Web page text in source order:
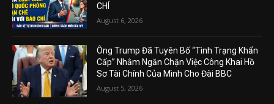
CHÍ
August 6, 2026
Ông Trump Đã Tuyên Bố “Tình Trạng Khẩn
Cấp” Nhằm Ngăn Chặn Việc Công Khai Hồ
Sơ Tài Chính Của Mình Cho Đài BBC
August 5, 2026